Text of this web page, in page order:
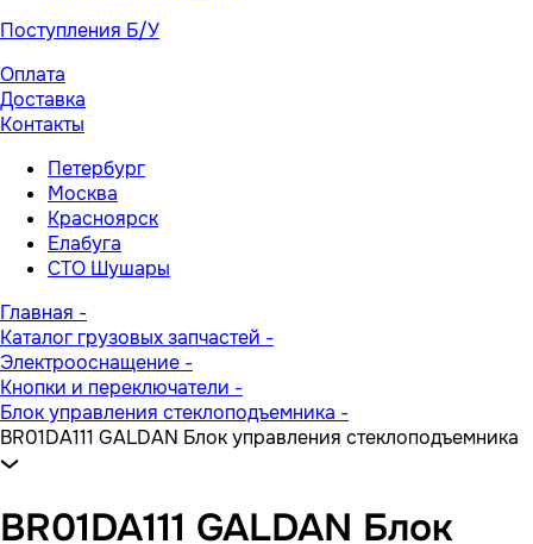
Поступления Б/У
Оплата
Доставка
Контакты
Петербург
Москва
Красноярск
Елабуга
СТО Шушары
Главная -
Каталог грузовых запчастей -
Электрооснащение -
Кнопки и переключатели -
Блок управления стеклоподъемника -
BR01DA111 GALDAN Блок управления стеклоподъемника
BR01DA111 GALDAN Блок